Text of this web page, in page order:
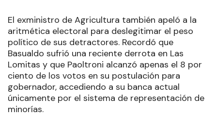
El exministro de Agricultura también apeló a la
aritmética electoral para deslegitimar el peso
político de sus detractores. Recordó que
Basualdo sufrió una reciente derrota en Las
Lomitas y que Paoltroni alcanzó apenas el 8 por
ciento de los votos en su postulación para
gobernador, accediendo a su banca actual
únicamente por el sistema de representación de
minorías.